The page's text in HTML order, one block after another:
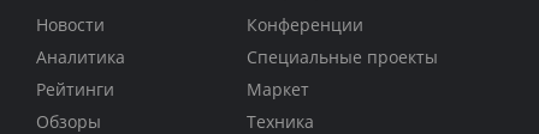
Новости
Аналитика
Рейтинги
Обзоры
Конференции
Специальные проекты
Маркет
Техника